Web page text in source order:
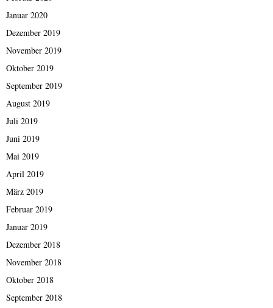
Januar 2020
Dezember 2019
November 2019
Oktober 2019
September 2019
August 2019
Juli 2019
Juni 2019
Mai 2019
April 2019
März 2019
Februar 2019
Januar 2019
Dezember 2018
November 2018
Oktober 2018
September 2018